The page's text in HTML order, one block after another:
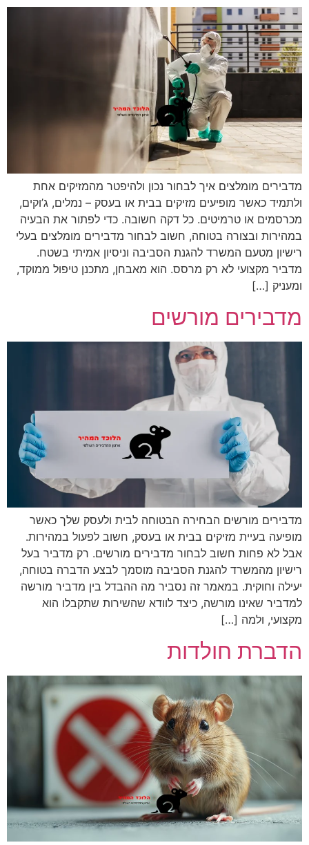
מדבירים מומלצים איך לבחור נכון ולהיפטר מהמזיקים אחת
ולתמיד כאשר מופיעים מזיקים בבית או בעסק – נמלים, ג’וקים,
מכרסמים או טרמיטים. כל דקה חשובה. כדי לפתור את הבעיה
במהירות ובצורה בטוחה, חשוב לבחור מדבירים מומלצים בעלי
רישיון מטעם המשרד להגנת הסביבה וניסיון אמיתי בשטח.
מדביר מקצועי לא רק מרסס. הוא מאבחן, מתכנן טיפול ממוקד,
ומעניק […]
מדבירים מורשים
מדבירים מורשים הבחירה הבטוחה לבית ולעסק שלך כאשר
מופיעה בעיית מזיקים בבית או בעסק, חשוב לפעול במהירות.
אבל לא פחות חשוב לבחור מדבירים מורשים. רק מדביר בעל
רישיון מהמשרד להגנת הסביבה מוסמך לבצע הדברה בטוחה,
יעילה וחוקית. במאמר זה נסביר מה ההבדל בין מדביר מורשה
למדביר שאינו מורשה, כיצד לוודא שהשירות שתקבלו הוא
מקצועי, ולמה […]
הדברת חולדות